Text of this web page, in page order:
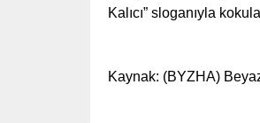
Kalıcı” sloganıyla
Kaynak: (BYZHA)